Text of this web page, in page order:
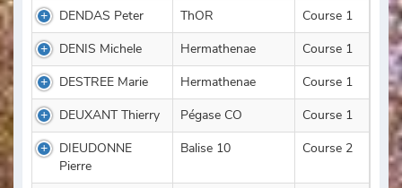
DENDAS Peter ThOR
Course 1
DENIS Michele
Hermathenae
Course 1
DESTREE Marie
Hermathenae
Course 1
DEUXANT Thierry
Pégase CO
Course 1
DIEUDONNE
Pierre
Balise 10 Course 2